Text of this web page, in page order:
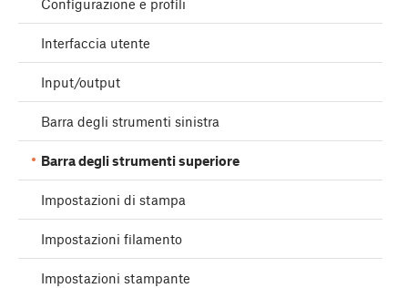
Configurazione e profili
Interfaccia utente
Input/output
Barra degli strumenti sinistra
Barra degli strumenti superiore
Impostazioni di stampa
Impostazioni filamento
Impostazioni stampante